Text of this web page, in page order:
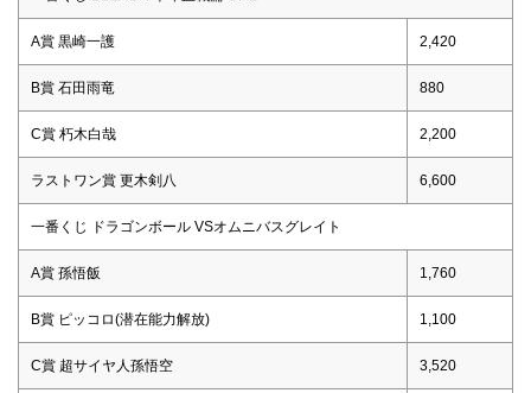
A賞 黒崎一護 2,420
B賞 石田雨竜 880
C賞 朽木白哉 2,200
ラストワン賞 更木剣八 6,600
一番くじ ドラゴンボール VSオムニバスグレイト
A賞 孫悟飯 1,760
B賞 ピッコロ(潜在能力解放) 1,100
C賞 超サイヤ人孫悟空 3,520